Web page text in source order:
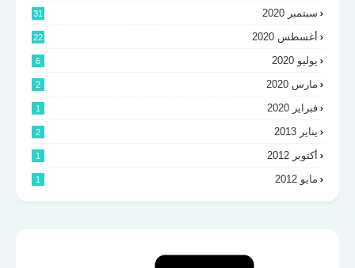
سبتمبر 2020 31
أغسطس 2020 22
يوليو 2020 6
مارس 2020 2
فبراير 2020 1
يناير 2013 2
أكتوبر 2012 1
مايو 2012 1